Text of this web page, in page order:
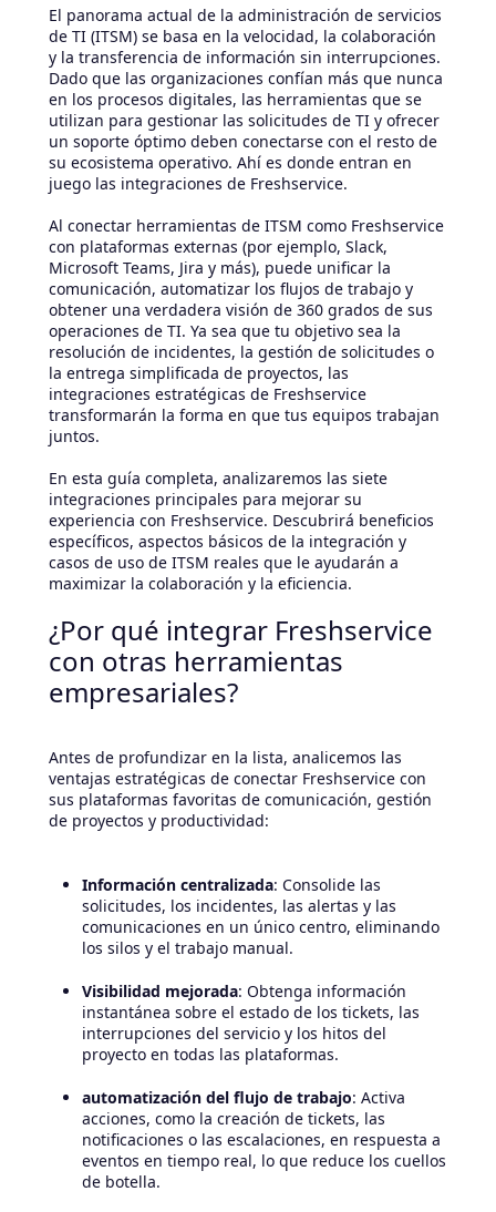
El panorama actual de la administración de servicios
de TI (ITSM) se basa en la velocidad, la colaboración
y la transferencia de información sin interrupciones.
Dado que las organizaciones confían más que nunca
en los procesos digitales, las herramientas que se
utilizan para gestionar las solicitudes de TI y ofrecer
un soporte óptimo deben conectarse con el resto de
su ecosistema operativo. Ahí es donde entran en
juego las integraciones de Freshservice.
Al conectar herramientas de ITSM como Freshservice
con plataformas externas (por ejemplo, Slack,
Microsoft Teams, Jira y más), puede unificar la
comunicación, automatizar los flujos de trabajo y
obtener una verdadera visión de 360 grados de sus
operaciones de TI. Ya sea que tu objetivo sea la
resolución de incidentes, la gestión de solicitudes o
la entrega simplificada de proyectos, las
integraciones estratégicas de Freshservice
transformarán la forma en que tus equipos trabajan
juntos.
En esta guía completa, analizaremos las siete
integraciones principales para mejorar su
experiencia con Freshservice. Descubrirá beneficios
específicos, aspectos básicos de la integración y
casos de uso de ITSM reales que le ayudarán a
maximizar la colaboración y la eficiencia.
¿Por qué integrar Freshservice
con otras herramientas
empresariales?
Antes de profundizar en la lista, analicemos las
ventajas estratégicas de conectar Freshservice con
sus plataformas favoritas de comunicación, gestión
de proyectos y productividad:
Información centralizada: Consolide las
solicitudes, los incidentes, las alertas y las
comunicaciones en un único centro, eliminando
los silos y el trabajo manual.
Visibilidad mejorada: Obtenga información
instantánea sobre el estado de los tickets, las
interrupciones del servicio y los hitos del
proyecto en todas las plataformas.
automatización del flujo de trabajo: Activa
acciones, como la creación de tickets, las
notificaciones o las escalaciones, en respuesta a
eventos en tiempo real, lo que reduce los cuellos
de botella.